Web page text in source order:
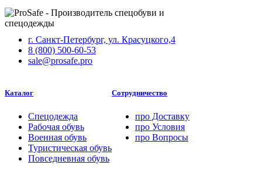
г. Санкт-Петербург, ул. Красуцкого,4
8 (800) 500-60-53
sale@prosafe.pro
Каталог
Спецодежда
Рабочая обувь
Военная обувь
Туристическая обувь
Повседневная обувь
Сотрудничество
про Доставку
про Условия
про Вопросы